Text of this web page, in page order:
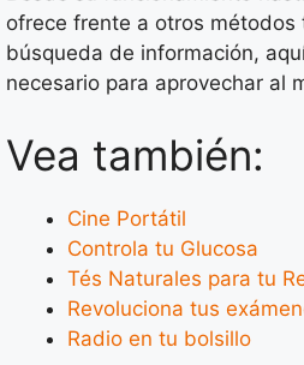
ofrece frente a otros métodos
búsqueda de información,
necesario para aprovechar al
Vea también:
Cine Portátil
Controla tu Glucosa
Tés Naturales para tu
Revoluciona tus
Radio en tu bolsillo